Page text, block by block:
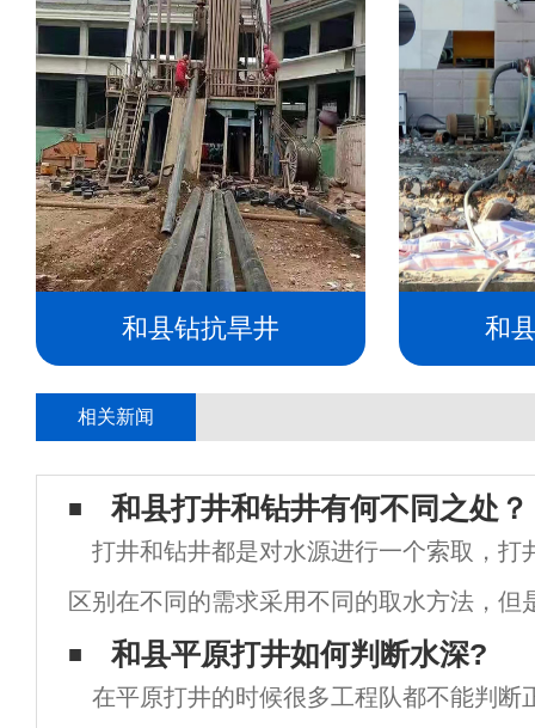
和县钻抗旱井 和
相关新闻
和县打井和钻井有何不同之处？
打井和钻井都是对水源进行一个索取，打
区别在不同的需求采用不同的取水方法，但
水的方法，还是有不同的地方。 1.钻井
和县平原打井如何判断水深?
在平原打井的时候很多工程队都不能判断